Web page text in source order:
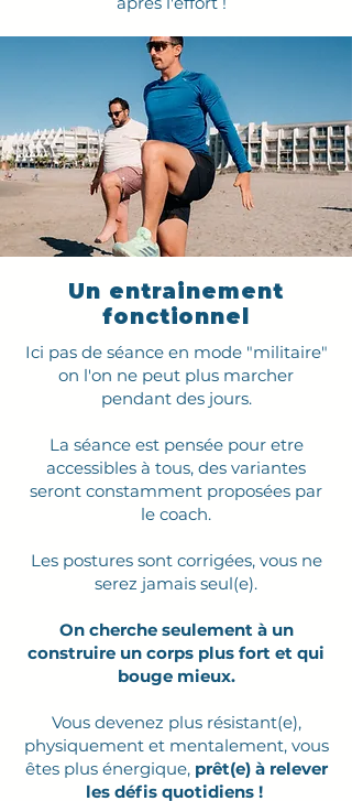
Un entrainement
fonctionnel
Ici pas de séance en mode "militaire"
on l'on ne peut plus marcher
pendant des jours.
La séance est pensée pour etre
accessibles à tous, des variantes
seront constamment proposées par
le coach.
Les postures sont corrigées, vous ne
serez jamais seul(e).
On cherche seulement à un
construire un corps plus fort et qui
bouge mieux.
Vous devenez plus résistant(e),
physiquement et mentalement, vous
êtes plus énergique,prêt(e) à relever
les défis quotidiens !